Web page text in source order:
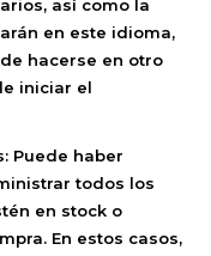
así como la
en este idioma,
hacerse en otro
iniciar el
Puede haber
todos los
en stock o
En estos casos,